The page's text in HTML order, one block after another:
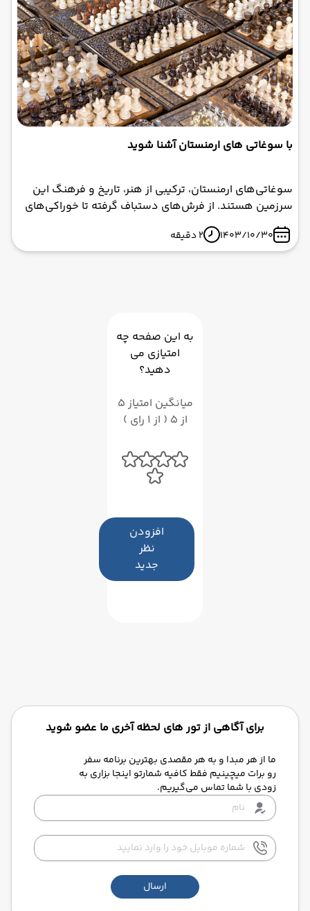
جمهوری یک تجربه فراموش‌نشدنی خواهد بود. ابرآسا پرواز
با ارائه بهترین تورهای ارمنستان، سفری خاطره‌انگیز را برای
شما تضمین می‌کند.
با سوغاتی های ارمنستان آشنا شوید
سوغاتی‌های ارمنستان، ترکیبی از هنر، تاریخ و فرهنگ این
سرزمین هستند. از فرش‌های دستباف گرفته تا خوراکی‌های
خوشمزه و صنایع دستی منحصربه‌فرد، هر یک از این
سوغاتی‌ها می‌توانند یادآور لحظات زیبا و خاطره‌انگیز سفر
شما باشند. پس اگر با تور ارمنستان با ابرآسا پرواز راهی این
1403/10/30 2 دقیقه
به این صفحه چه
امتیازی می
دهید؟
میانگین امتیاز 5
از 5 ( از 1 رای )
افزودن
نظر
جدید
برای آگاهی از تور های لحظه آخری ما عضو شوید
ما از هر مبدا و به هر مقصدی بهترین برنامه سفر
رو برات میچینیم فقط کافیه شمارتو اینجا بزاری به
زودی با شما تماس می‌گیریم.
ارسال